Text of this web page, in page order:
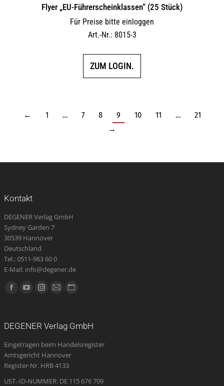
Flyer „EU-Führerscheinklassen“ (25 Stück)
Für Preise bitte einloggen
Art.-Nr.: 8015-3
ZUM LOGIN.
← 1 … 7 8 9 10 11 …
21
→
Kontakt
DEGENER Verlag GmbH
Sydney Garden 7
30539 Hannover
Deutschland
Tel.: 0511-963 60 0
E-Mail: info@degener.de
Finden Sie uns auf:
Facebook
in
new
window
YouTube
in
new
window
Instagram
in
new
window
E-
opens
in
new
window
Website
in
new
DEGENER Verlag GmbH
Eingetragen beim Handelsregister
Amtsgericht Hannover
Register-Nr. HRB 4133
UST.-ID-NUMMER: DE 115 676 709